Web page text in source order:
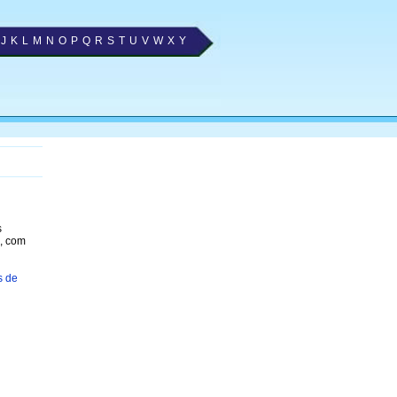
J K L M N O P Q R S T U V W X Y
com
de